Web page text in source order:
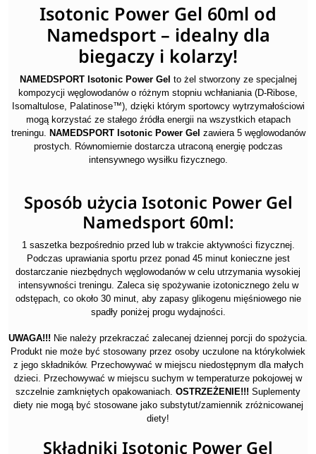
Isotonic Power Gel 60ml od
Namedsport – idealny dla
biegaczy i kolarzy!
NAMEDSPORT Isotonic Power Gel to żel stworzony ze specjalnej
kompozycji węglowodanów o różnym stopniu wchłaniania (D-Ribose,
Isomaltulose, Palatinose™), dzięki którym sportowcy wytrzymałościowi
mogą korzystać ze stałego źródła energii na wszystkich etapach
treningu.
NAMEDSPORT Isotonic Power Gel zawiera 5 węglowodanów
prostych. Równomiernie dostarcza utraconą energię podczas
intensywnego wysiłku fizycznego.
Sposób użycia Isotonic Power Gel
Namedsport 60ml:
1 saszetka bezpośrednio przed lub w trakcie aktywności fizycznej.
Podczas uprawiania sportu przez ponad 45 minut konieczne jest
dostarczanie niezbędnych węglowodanów w celu utrzymania wysokiej
intensywności treningu. Zaleca się spożywanie izotonicznego żelu w
odstępach, co około 30 minut, aby zapasy glikogenu mięśniowego nie
spadły poniżej progu wydajności.
UWAGA!!! Nie należy przekraczać zalecanej dziennej porcji do spożycia.
Produkt nie może być stosowany przez osoby uczulone na którykolwiek
z jego składników. Przechowywać w miejscu niedostępnym dla małych
dzieci. Przechowywać w miejscu suchym w temperaturze pokojowej w
szczelnie zamkniętych opakowaniach. OSTRZEŻENIE!!! Suplementy
diety nie mogą być stosowane jako substytut/zamiennik zróżnicowanej
diety!
Składniki Isotonic Power Gel